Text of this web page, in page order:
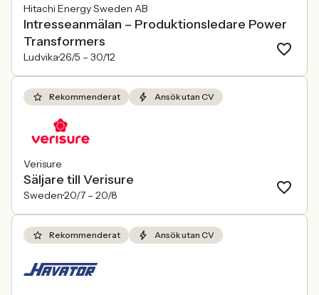
Hitachi Energy Sweden AB
Intresseanmälan – Produktionsledare Power
Transformers
Ludvika26/5 – 30/12
Rekommenderat Ansök utan CV
Verisure
Säljare till Verisure
Sweden20/7 – 20/8
Rekommenderat Ansök utan CV